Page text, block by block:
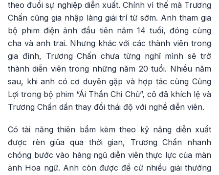
theo đuổi sự nghiệp diễn xuất. Chính vì thế mà Trương
Chấn cũng gia nhập làng giải trí từ sớm. Anh tham gia
bộ phim điện ảnh đầu tiên năm 14 tuổi, đóng cùng
cha và anh trai. Nhưng khác với các thành viên trong
gia đình, Trương Chấn chưa từng nghĩ mình sẽ trở
thành diễn viên trong những năm 20 tuổi. Nhiều năm
sau, khi anh có cơ duyên gặp và hợp tác cùng Củng
Lợi trong bộ phim “Ái Thần Chi Chủ”, cô đã khích lệ và
Trương Chấn dần thay đổi thái độ với nghề diễn viên.
Có tài năng thiên bẩm kèm theo kỹ năng diễn xuất
được rèn giũa qua thời gian, Trương Chấn nhanh
chóng bước vào hàng ngũ diễn viên thực lực của màn
ảnh Hoa ngữ. Anh còn được đề cử nhiều giải thưởng